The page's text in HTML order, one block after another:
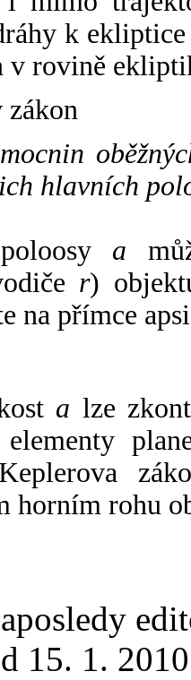
k
v rovině
hlavních
a
r)
na přímce
a lze
elementy
horním rohu
15. 1.